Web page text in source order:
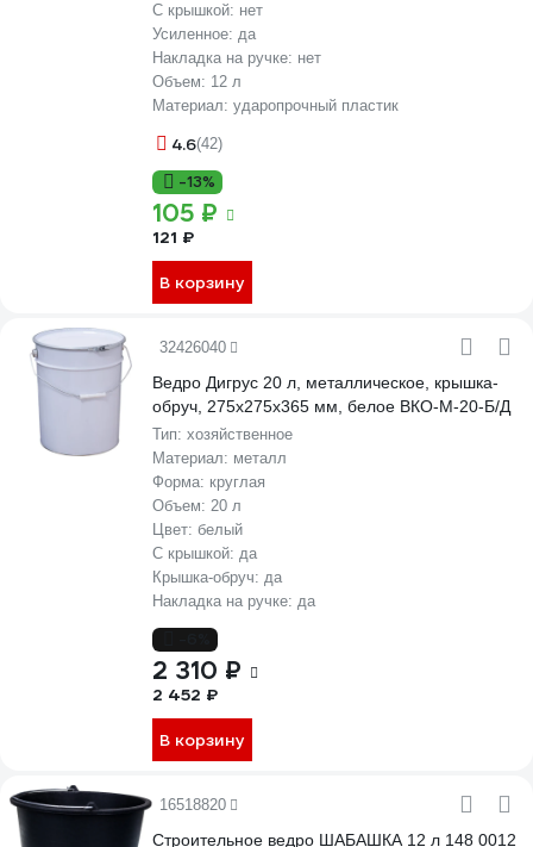
С крышкой: нет
Усиленное: да
Накладка на ручке: нет
Объем: 12 л
Материал: ударопрочный пластик
4.6(42)
-13%
105 ₽
121 ₽
В корзину
32426040
Ведро Дигрус 20 л, металлическое, крышка-
обруч, 275x275x365 мм, белое ВКО-М-20-Б/Д
Тип: хозяйственное
Материал: металл
Форма: круглая
Объем: 20 л
Цвет: белый
С крышкой: да
Крышка-обруч: да
Накладка на ручке: да
2 310 ₽
2 452 ₽
В корзину
16518820
Строительное ведро ШАБАШКА 12 л 148 0012